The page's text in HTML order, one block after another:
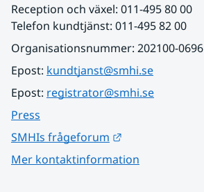
Reception och växel: 011-495 80 00
Telefon kundtjänst: 011-495 82 00
Organisationsnummer: 202100-0696
Epost: kundtjanst@smhi.se
Epost: registrator@smhi.se
Press
SMHIs frågeforum
Mer kontaktinformation